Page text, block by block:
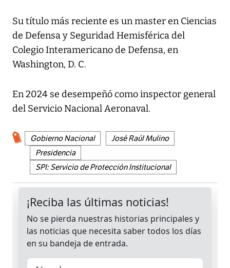
Su título más reciente es un master en Ciencias
de Defensa y Seguridad Hemisférica del
Colegio Interamericano de Defensa, en
Washington, D. C.
En 2024 se desempeñó como inspector general
del Servicio Nacional Aeronaval.
Gobierno Nacional
José Raúl Mulino
Presidencia
SPI: Servicio de Protección Institucional